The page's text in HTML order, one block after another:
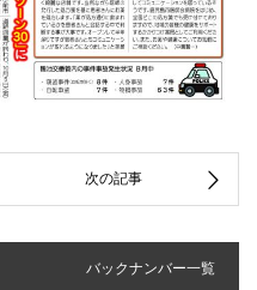
バックナンバー一覧